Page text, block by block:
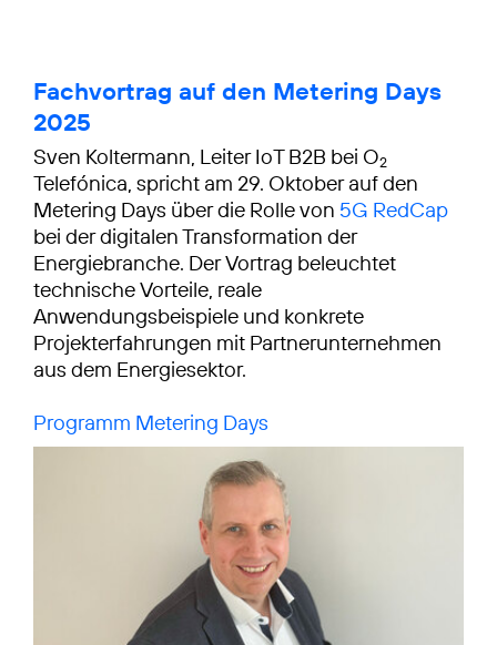
Fachvortrag auf den Metering Days
2025
Sven Koltermann, Leiter IoT B2B bei O2
Telefónica, spricht am 29. Oktober auf den
Metering Days über die Rolle von 5G RedCap
bei der digitalen Transformation der
Energiebranche. Der Vortrag beleuchtet
technische Vorteile, reale
Anwendungsbeispiele und konkrete
Projekterfahrungen mit Partnerunternehmen
aus dem Energiesektor.
Programm Metering Days